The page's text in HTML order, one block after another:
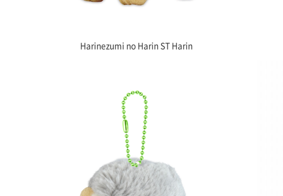
Harinezumi no Harin ST Harin